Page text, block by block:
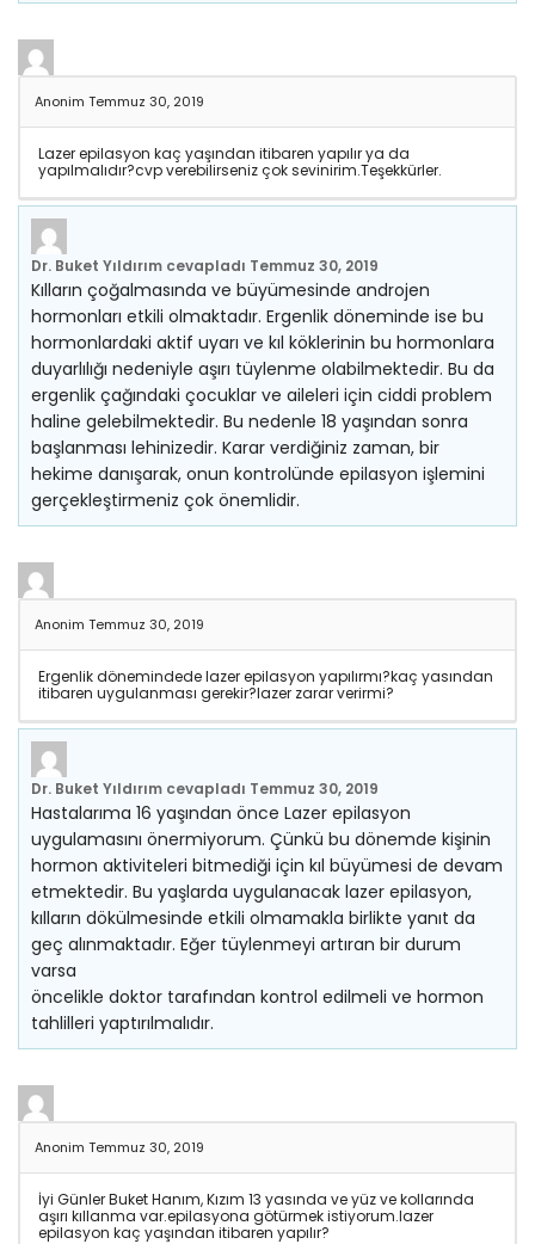
Anonim Temmuz 30, 2019
Lazer epilasyon kaç yaşından itibaren yapılır ya da
yapılmalıdır?cvp verebilirseniz çok sevinirim.Teşekkürler.
Dr. Buket Yıldırım cevapladı Temmuz 30, 2019
Kılların çoğalmasında ve büyümesinde androjen
hormonları etkili olmaktadır. Ergenlik döneminde ise bu
hormonlardaki aktif uyarı ve kıl köklerinin bu hormonlara
duyarlılığı nedeniyle aşırı tüylenme olabilmektedir. Bu da
ergenlik çağındaki çocuklar ve aileleri için ciddi problem
haline gelebilmektedir. Bu nedenle 18 yaşından sonra
başlanması lehinizedir. Karar verdiğiniz zaman, bir
hekime danışarak, onun kontrolünde epilasyon işlemini
gerçekleştirmeniz çok önemlidir.
Anonim Temmuz 30, 2019
Ergenlik dönemindede lazer epilasyon yapılırmı?kaç yasından
itibaren uygulanması gerekir?lazer zarar verirmi?
Dr. Buket Yıldırım cevapladı Temmuz 30, 2019
Hastalarıma 16 yaşından önce Lazer epilasyon
uygulamasını önermiyorum. Çünkü bu dönemde kişinin
hormon aktiviteleri bitmediği için kıl büyümesi de devam
etmektedir. Bu yaşlarda uygulanacak lazer epilasyon,
kılların dökülmesinde etkili olmamakla birlikte yanıt da
geç alınmaktadır. Eğer tüylenmeyi artıran bir durum
varsa
öncelikle doktor tarafından kontrol edilmeli ve hormon
tahlilleri yaptırılmalıdır.
Anonim Temmuz 30, 2019
İyi Günler Buket Hanım, Kızım 13 yasında ve yüz ve kollarında
aşırı kıllanma var.epilasyona götürmek istiyorum.lazer
epilasyon kaç yaşından itibaren yapılır?